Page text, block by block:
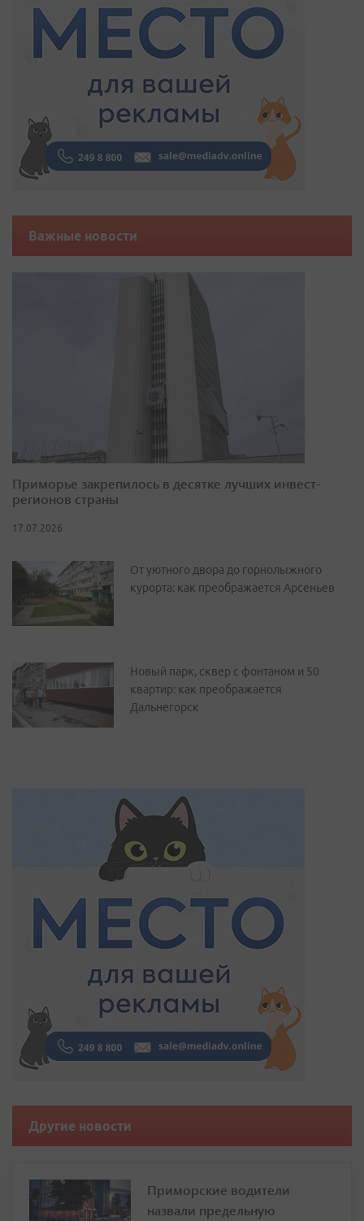
Важные новости
Приморье закрепилось в десятке лучших инвест-
регионов страны
17.07.2026
От уютного двора до горнолыжного
курорта: как преображается Арсеньев
Новый парк, сквер с фонтаном и 50
квартир: как преображается
Дальнегорск
Другие новости
Приморские водители
назвали предельную